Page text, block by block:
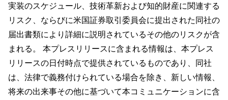
実装のスケジュール、技術革新および知的財産に関連する
リスク、ならびに米国証券取引委員会に提出された同社の
届出書類により詳細に説明されているその他のリスクが含
まれる。 本プレスリリースに含まれる情報は、本プレス
リリースの日付時点で提供されているものであり、同社
は、法律で義務付けられている場合を除き、新しい情報、
将来の出来事その他に基づいて本コミュニケーションに含